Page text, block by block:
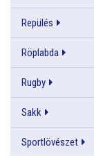
Repülés
Röplabda
Rugby
Sakk
Sportlövészet